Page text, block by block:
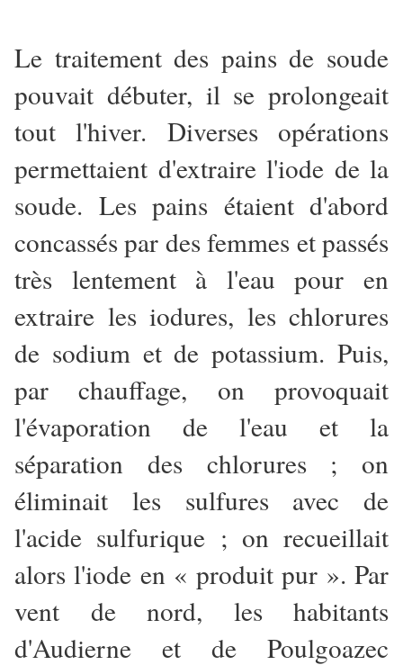
Le traitement des pains de soude
pouvait débuter, il se prolongeait
tout l'hiver. Diverses opérations
permettaient d'extraire l'iode de la
soude. Les pains étaient d'abord
concassés par des femmes et passés
très lentement à l'eau pour en
extraire les iodures, les chlorures
de sodium et de potassium. Puis,
par chauffage, on provoquait
l'évaporation de l'eau et la
séparation des chlorures ; on
éliminait les sulfures avec de
l'acide sulfurique ; on recueillait
alors l'iode en « produit pur ». Par
vent de nord, les habitants
d'Audierne et de Poulgoazec